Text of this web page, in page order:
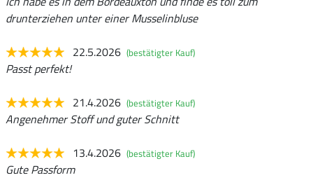
drunterziehen unter einer Musselinbluse
22.5.2026 (bestätigter Kauf)
Passt perfekt!
21.4.2026 (bestätigter Kauf)
Angenehmer Stoff und guter Schnitt
13.4.2026 (bestätigter Kauf)
Gute Passform